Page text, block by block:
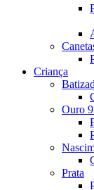
Criança
Ouro
Prata